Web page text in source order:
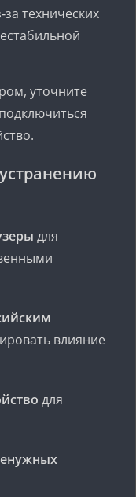
технических
уточните
для
влияние
для